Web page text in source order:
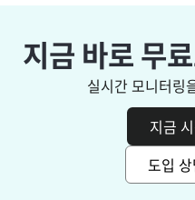
지금 바로 무
실시간 모니터링
지금
도입